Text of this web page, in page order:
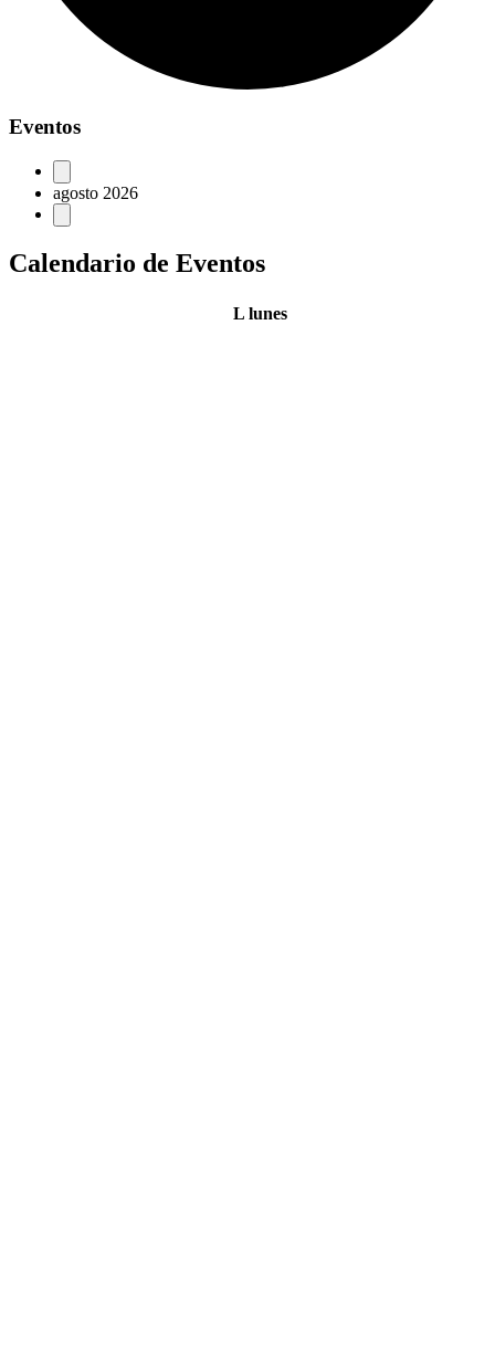
Eventos
agosto 2026
Calendario de Eventos
L lunes